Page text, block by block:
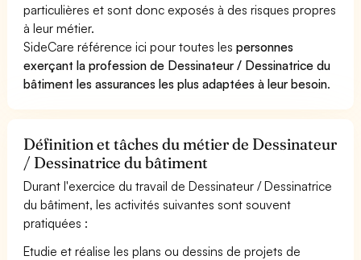
particulières et sont donc exposés à des risques propres
à leur métier.
SideCare référence ici pour toutes lespersonnes
exerçant la profession de Dessinateur / Dessinatrice du
bâtiment les assurances les plus adaptées à leur besoin.
Définition et tâches du métier de Dessinateur
/ Dessinatrice du bâtiment
Durant l'exercice du travail de Dessinateur / Dessinatrice
du bâtiment, les activités suivantes sont souvent
pratiquées :
Etudie et réalise les plans ou dessins de projets de